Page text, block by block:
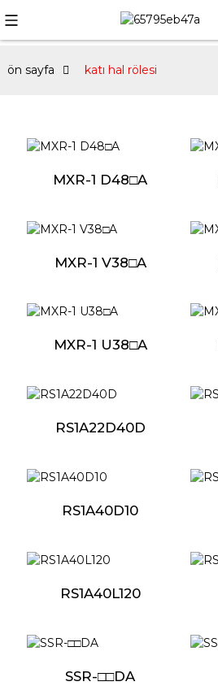
ön sayfa katı hal rölesi
MXR-1 D48□A
MXR-1 V38□A
MXR-1 U38□A
RS1A22D40D
RS1A40D10
RS1A40L120
SSR-□□DA